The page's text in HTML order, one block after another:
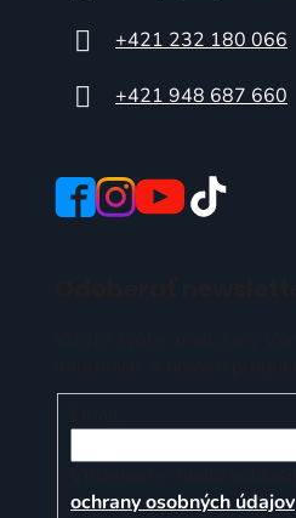
+421 232 180 066
+421 948 687 660
ochrany osobných údajov